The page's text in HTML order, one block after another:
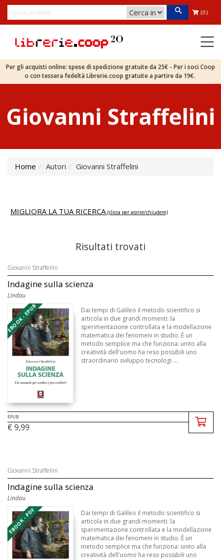
(0)
Per gli acquisti online: spese di spedizione gratuite da 25€ - Per i soci Coop
o con tessera fedeltà Librerie.coop gratuite a partire da 19€.
Giovanni Straffelini
Home Autori Giovanni Straffelini
MIGLIORA LA TUA RICERCA (clicca per aprire/chiudere)
Risultati trovati
Giovanni Straffelini
Indagine sulla scienza
Lindau
EBOOK - EPUB
Dai tempi di Galileo il metodo scientifico si
articola in due grandi momenti: la
sperimentazione controllata e la modellazione
matematica dei fenomeni in studio. È un
metodo semplice ma che funziona: unito alla
creatività dell'uomo ha reso possibili uno
straordinario sviluppo tecnologi ...
EPUB
€ 9,99
Giovanni Straffelini
Indagine sulla scienza
Lindau
EBOOK - PDF
Dai tempi di Galileo il metodo scientifico si
articola in due grandi momenti: la
sperimentazione controllata e la modellazione
matematica dei fenomeni in studio. È un
metodo semplice ma che funziona: unito alla
creatività dell'uomo ha reso possibili uno